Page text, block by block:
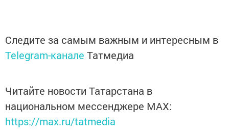
Следите за самым важным и интересным в
Telegram-канале Татмедиа
Читайте новости Татарстана в
национальном мессенджере MАХ:
https://max.ru/tatmedia